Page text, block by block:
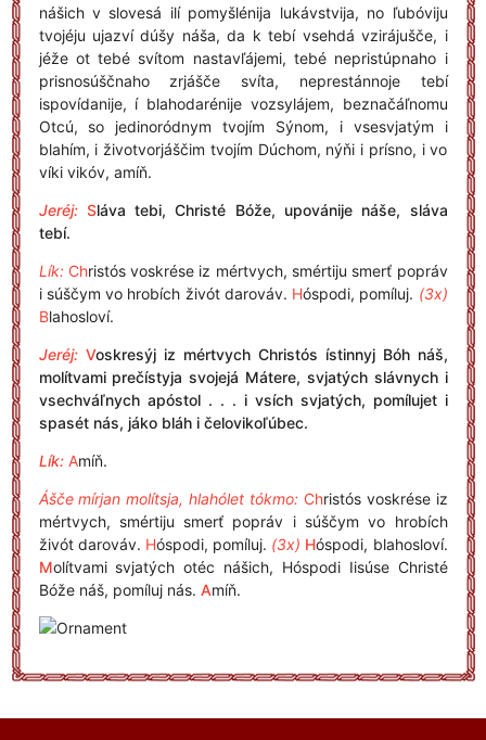
nášich v slovesá ilí pomyšlénija lukávstvija, no ľubóviju
tvojéju ujazví dúšy náša, da k tebí vsehdá vzirájušče, i
jéže ot tebé svítom nastavľájemi, tebé nepristúpnaho i
prisnosúščnaho zrjášče svíta, neprestánnoje tebí
ispovídanije, í blahodarénije vozsylájem, beznačáľnomu
Otcú, so jedinoródnym tvojím Sýnom, i vsesvjatým i
blahím, i životvorjáščim tvojím Dúchom, nýňi i prísno, i vo
víki vikóv, amíň.
Jeréj: Sláva tebi, Christé Bóže, upovánije náše, sláva
tebí.
Lík: Christós voskrése iz mértvych, smértiju smerť popráv
i súščym vo hrobích živót darováv. Hóspodi, pomíluj. (3x)
Blahosloví.
Jeréj: Voskresýj iz mértvych Christós ístinnyj Bóh náš,
molítvami prečístyja svojejá Mátere, svjatých slávnych i
vsechváľnych apóstol . . . i vsích svjatých, pomílujet i
spasét nás, jáko bláh i čelovikoľúbec.
Lík: Amíň.
Ášče mírjan molítsja, hlahólet tókmo: Christós voskrése iz
mértvych, smértiju smerť popráv i súščym vo hrobích
živót darováv. Hóspodi, pomíluj. (3x) Hóspodi, blahosloví.
Molítvami svjatých otéc nášich, Hóspodi Iisúse Christé
Bóže náš, pomíluj nás. Amíň.